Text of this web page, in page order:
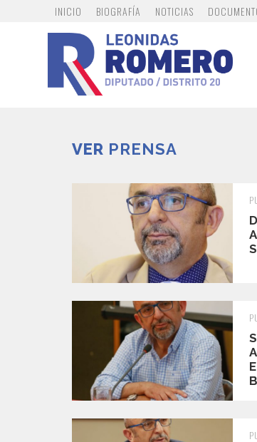
INICIO BIOGRAFÍA NOTICIAS
VER PRENSA